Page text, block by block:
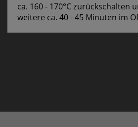
ca. 160 - 170°C zurückschalten
weitere ca. 40 - 45 Minuten im